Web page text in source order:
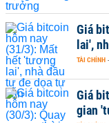
Giá
lai',
TÀI CHÍNH -
Giá
gian